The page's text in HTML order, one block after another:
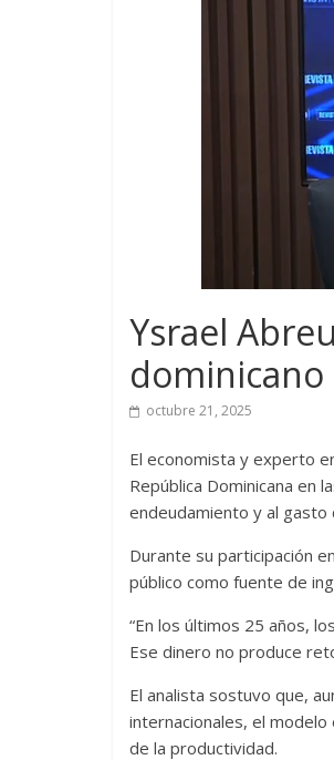
Ysrael
dominicano
octubre 21, 2025
El economista y experto
República Dominicana en
endeudamiento y al
Durante su participación
público como fuente de
“En los últimos 25 años,
Ese dinero no produce
El analista sostuvo que,
internacionales, el
de la productividad.